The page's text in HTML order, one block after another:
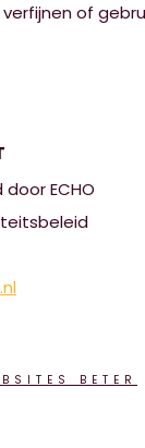
of
ECHO
BETER